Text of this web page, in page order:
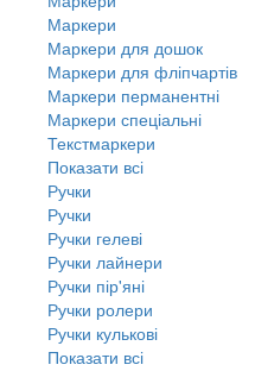
Маркери
Маркери для дошок
Маркери для фліпчартів
Маркери перманентні
Маркери спеціальні
Текстмаркери
Показати всі
Ручки
Ручки
Ручки гелеві
Ручки лайнери
Ручки пір'яні
Ручки ролери
Ручки кулькові
Показати всі